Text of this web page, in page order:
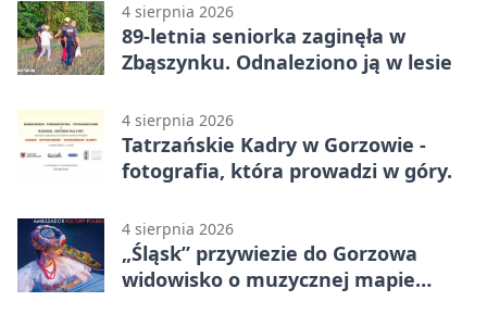
4 sierpnia 2026
89-letnia seniorka zaginęła w
Zbąszynku. Odnaleziono ją w lesie
4 sierpnia 2026
Tatrzańskie Kadry w Gorzowie -
fotografia, która prowadzi w góry.
4 sierpnia 2026
„Śląsk” przywiezie do Gorzowa
widowisko o muzycznej mapie